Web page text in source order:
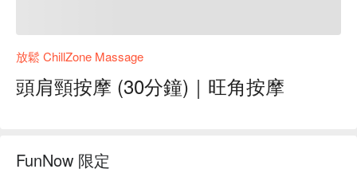
放鬆 ChillZone Massage
頭肩頸按摩 (30分鐘)｜旺角按摩
FunNow 限定